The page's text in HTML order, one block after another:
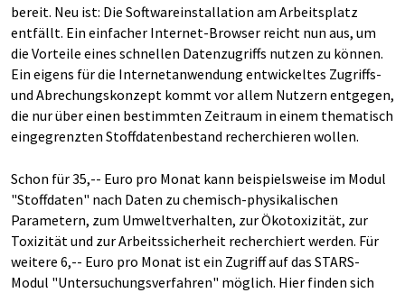
bereit. Neu ist: Die Softwareinstallation am Arbeitsplatz
entfällt. Ein einfacher Internet-Browser reicht nun aus, um
die Vorteile eines schnellen Datenzugriffs nutzen zu können.
Ein eigens für die Internetanwendung entwickeltes Zugriffs-
und Abrechungskonzept kommt vor allem Nutzern entgegen,
die nur über einen bestimmten Zeitraum in einem thematisch
eingegrenzten Stoffdatenbestand recherchieren wollen.
Schon für 35,-- Euro pro Monat kann beispielsweise im Modul
"Stoffdaten" nach Daten zu chemisch-physikalischen
Parametern, zum Umweltverhalten, zur Ökotoxizität, zur
Toxizität und zur Arbeitssicherheit recherchiert werden. Für
weitere 6,-- Euro pro Monat ist ein Zugriff auf das STARS-
Modul "Untersuchungsverfahren" möglich. Hier finden sich